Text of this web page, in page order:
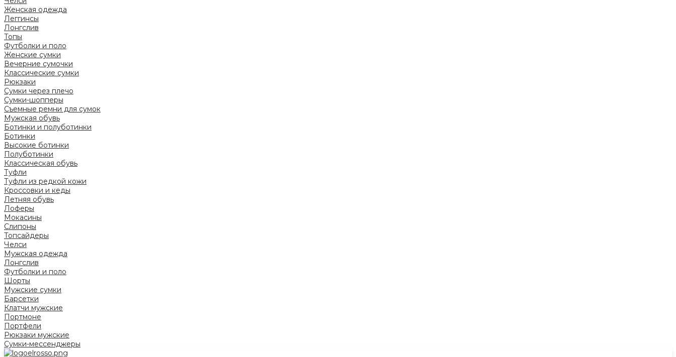
Женская одежда
Леггинсы
Лонгслив
Топы
Футболки и поло
Женские сумки
Вечерние сумочки
Классические сумки
Рюкзаки
Сумки через плечо
Сумки-шопперы
Съемные ремни для сумок
Мужская обувь
Ботинки и полуботинки
Ботинки
Высокие ботинки
Полуботинки
Классическая обувь
Туфли
Туфли из редкой кожи
Кроссовки и кеды
Летняя обувь
Лоферы
Мокасины
Слипоны
Топсайдеры
Челси
Мужская одежда
Лонгслив
Футболки и поло
Шорты
Мужские сумки
Барсетки
Клатчи мужские
Портмоне
Портфели
Рюкзаки мужские
Сумки-мессенджеры